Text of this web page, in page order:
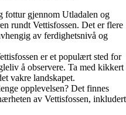
fottur gjennom Utladalen og
rundt Vettisfossen. Det er flere
av ferdighetsnivå og
er et populært sted for
å observere. Ta med kikkert
vakre landskapet.
opplevelsen? Det finnes
av Vettisfossen, inkludert